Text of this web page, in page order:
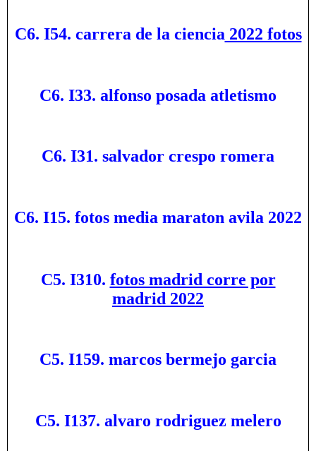
C6. I54. carrera de la ciencia 2022 fotos
C6. I33. alfonso posada atletismo
C6. I31. salvador crespo romera
C6. I15. fotos media maraton avila 2022
C5. I310. fotos madrid corre por
madrid 2022
C5. I159. marcos bermejo garcia
C5. I137. alvaro rodriguez melero